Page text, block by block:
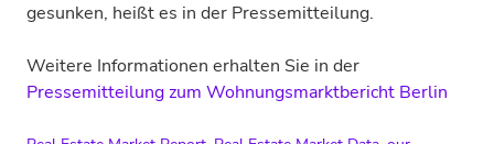
gesunken, heißt es in der Pressemitteilung.
Weitere Informationen erhalten Sie in der
Pressemitteilung zum Wohnungsmarktbericht Berlin